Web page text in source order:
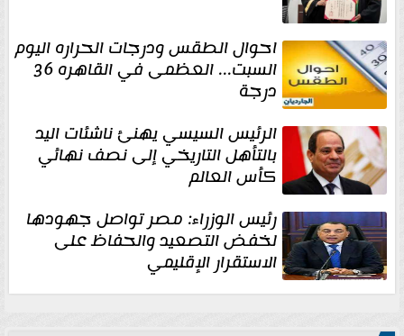
احوال الطقس ودرجات الحراره اليوم
السبت... العظمى في القاهره 36
درجة
الرئيس السيسي يهنئ ناشئات اليد
بالتأهل التاريخي إلى نصف نهائي
كأس العالم
رئيس الوزراء: مصر تواصل جهودها
لخفض التصعيد والحفاظ على
الاستقرار الإقليمي